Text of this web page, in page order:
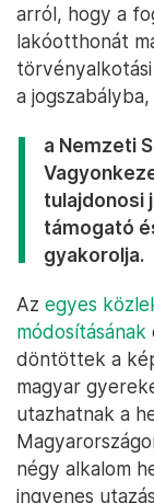
arról, hogy a
lakóotthonát
a
a Nemzeti
tulajdonosi
támogató
gyakorolja.
Az egyes
módosításának
döntöttek a
magyar
utazhatnak a
négy alkalom
ingyenes